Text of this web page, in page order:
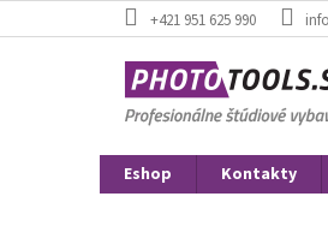
na
+421 951 625 990
Eshop Kontakty